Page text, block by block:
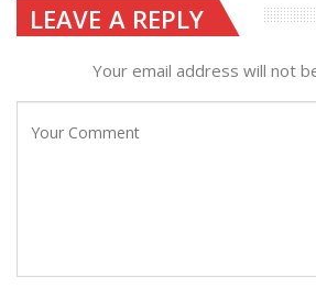
LEAVE A REPLY
Your email address will not